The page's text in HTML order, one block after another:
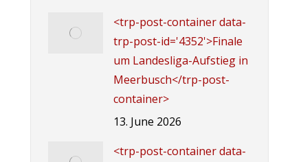
<trp-post-container data-
trp-post-id='4352'>Finale
um Landesliga-Aufstieg in
Meerbusch</trp-post-
container>
13. June 2026
<trp-post-container data-